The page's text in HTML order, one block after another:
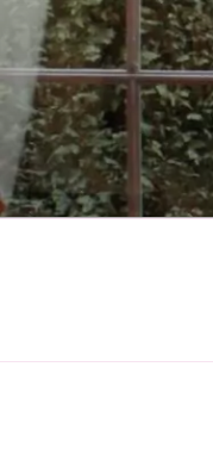
Inhalt
springen